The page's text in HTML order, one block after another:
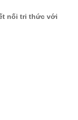
nối tri thức với